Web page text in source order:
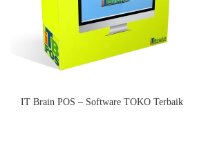
IT Brain POS – Software TOKO Terbaik